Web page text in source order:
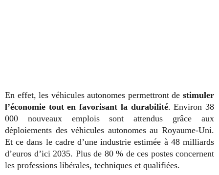
En effet, les véhicules autonomes permettront de stimuler
l’économie tout en favorisant la durabilité. Environ 38
000 nouveaux emplois sont attendus grâce aux
déploiements des véhicules autonomes au Royaume-Uni.
Et ce dans le cadre d’une industrie estimée à 48 milliards
d’euros d’ici 2035. Plus de 80 % de ces postes concernent
les professions libérales, techniques et qualifiées.